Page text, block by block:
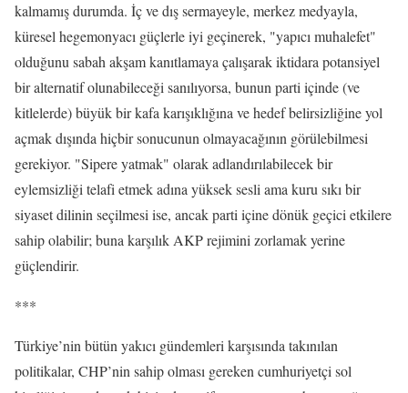
kalmamış durumda. İç ve dış sermayeyle, merkez medyayla,
küresel hegemonyacı güçlerle iyi geçinerek, "yapıcı muhalefet"
olduğunu sabah akşam kanıtlamaya çalışarak iktidara potansiyel
bir alternatif olunabileceği sanılıyorsa, bunun parti içinde (ve
kitlelerde) büyük bir kafa karışıklığına ve hedef belirsizliğine yol
açmak dışında hiçbir sonucunun olmayacağının görülebilmesi
gerekiyor. "Sipere yatmak" olarak adlandırılabilecek bir
eylemsizliği telafi etmek adına yüksek sesli ama kuru sıkı bir
siyaset dilinin seçilmesi ise, ancak parti içine dönük geçici etkilere
sahip olabilir; buna karşılık AKP rejimini zorlamak yerine
güçlendirir.
***
Türkiye’nin bütün yakıcı gündemleri karşısında takınılan
politikalar, CHP’nin sahip olması gereken cumhuriyetçi sol